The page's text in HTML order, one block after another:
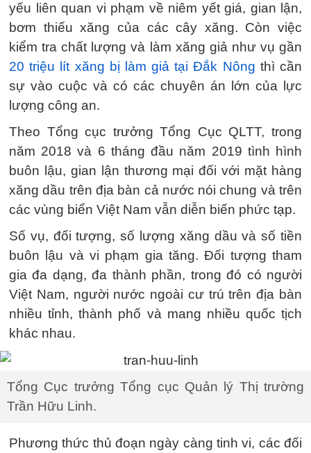
yếu liên quan vi phạm về niêm yết giá, gian lận,
bơm thiếu xăng của các cây xăng. Còn việc
kiểm tra chất lượng và làm xăng giả như vụ gần
20 triệu lít xăng bị làm giả tại Đắk Nông thì cần
sự vào cuộc và có các chuyên án lớn của lực
lượng công an.
Theo Tổng cục trưởng Tổng Cục QLTT, trong
năm 2018 và 6 tháng đầu năm 2019 tình hình
buôn lậu, gian lận thương mại đối với mặt hàng
xăng dầu trên địa bàn cả nước nói chung và trên
các vùng biển Việt Nam vẫn diễn biến phức tạp.
Số vụ, đối tượng, số lượng xăng dầu và số tiền
buôn lậu và vi phạm gia tăng. Đối tượng tham
gia đa dạng, đa thành phần, trong đó có người
Việt Nam, người nước ngoài cư trú trên địa bàn
nhiều tỉnh, thành phố và mang nhiều quốc tịch
khác nhau.
Tổng Cục trưởng Tổng cục Quản lý Thị trường
Trần Hữu Linh.
Phương thức thủ đoạn ngày càng tinh vi, các đối